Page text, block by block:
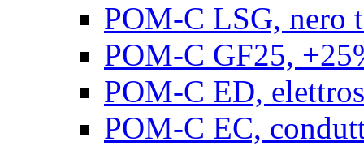
POM-C LSG, nero
POM-C GF25,
POM-C ED,
POM-C EC,